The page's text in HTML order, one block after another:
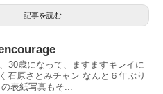
記事を読む
30歳になって、ますますキレイに
石原さとみチャン なんと６年ぶり
表紙写真もそ...